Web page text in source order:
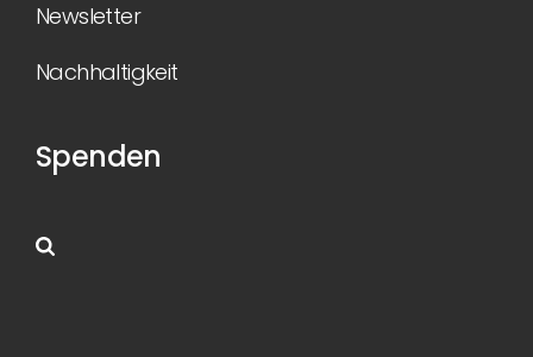
Newsletter
Nachhaltigkeit
Spenden